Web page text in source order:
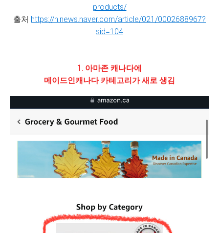
products/
출처 https://n.news.naver.com/article/021/0002688967?
sid=104
1. 아마존 캐나다에
메이드인캐나다 카테고리가 새로 생김